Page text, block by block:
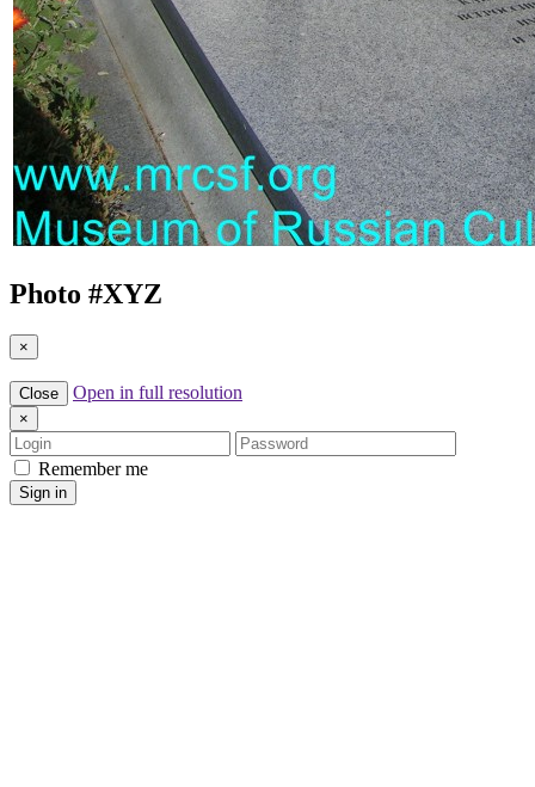
Photo #XYZ
×
Close Open in full resolution
×
Login
Password
Remember me
Sign in